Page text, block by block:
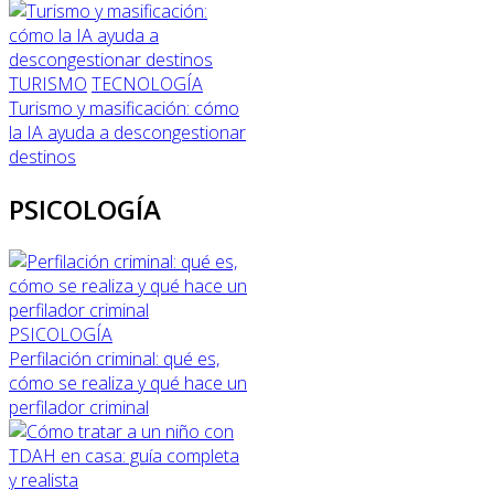
TURISMO TECNOLOGÍA
Turismo y masificación: cómo
la IA ayuda a descongestionar
destinos
PSICOLOGÍA
PSICOLOGÍA
Perfilación criminal: qué es,
cómo se realiza y qué hace un
perfilador criminal